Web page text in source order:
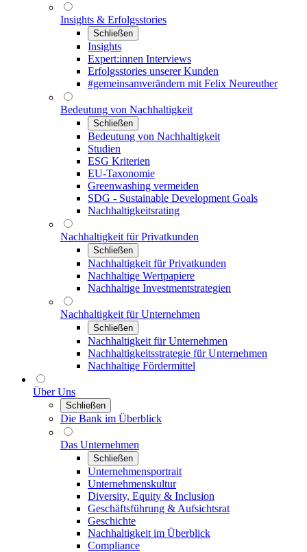
Insights & Erfolgsstories
Schließen
Insights
Expert:innen Interviews
Erfolgsstories unserer Kunden
#gemeinsamverändern mit Felix Neureuther
Bedeutung von Nachhaltigkeit
Schließen
Bedeutung von Nachhaltigkeit
Studien
ESG Kriterien
EU-Taxonomie
Greenwashing vermeiden
SDG - Sustainable Development Goals
Nachhaltigkeitsrating
Nachhaltigkeit für Privatkunden
Schließen
Nachhaltigkeit für Privatkunden
Nachhaltige Wertpapiere
Nachhaltige Investmentstrategien
Nachhaltigkeit für Unternehmen
Schließen
Nachhaltigkeit für Unternehmen
Nachhaltigkeitsstrategie für Unternehmen
Nachhaltige Fördermittel
Über Uns
Schließen
Die Bank im Überblick
Das Unternehmen
Schließen
Unternehmensportrait
Unternehmenskultur
Diversity, Equity & Inclusion
Geschäftsführung & Aufsichtsrat
Geschichte
Nachhaltigkeit im Überblick
Compliance